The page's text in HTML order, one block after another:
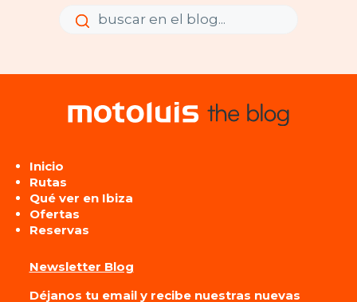
Enviar
Enviar
Inicio
Rutas
Qué ver en Ibiza
Ofertas
Reservas
Newsletter Blog
Déjanos tu email y recibe nuestras nuevas